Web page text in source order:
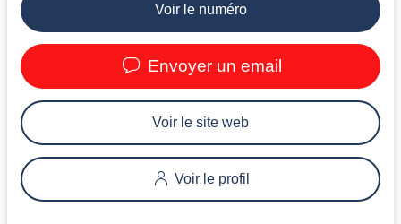
Voir le numéro
Envoyer un email
Voir le site web
Voir le profil